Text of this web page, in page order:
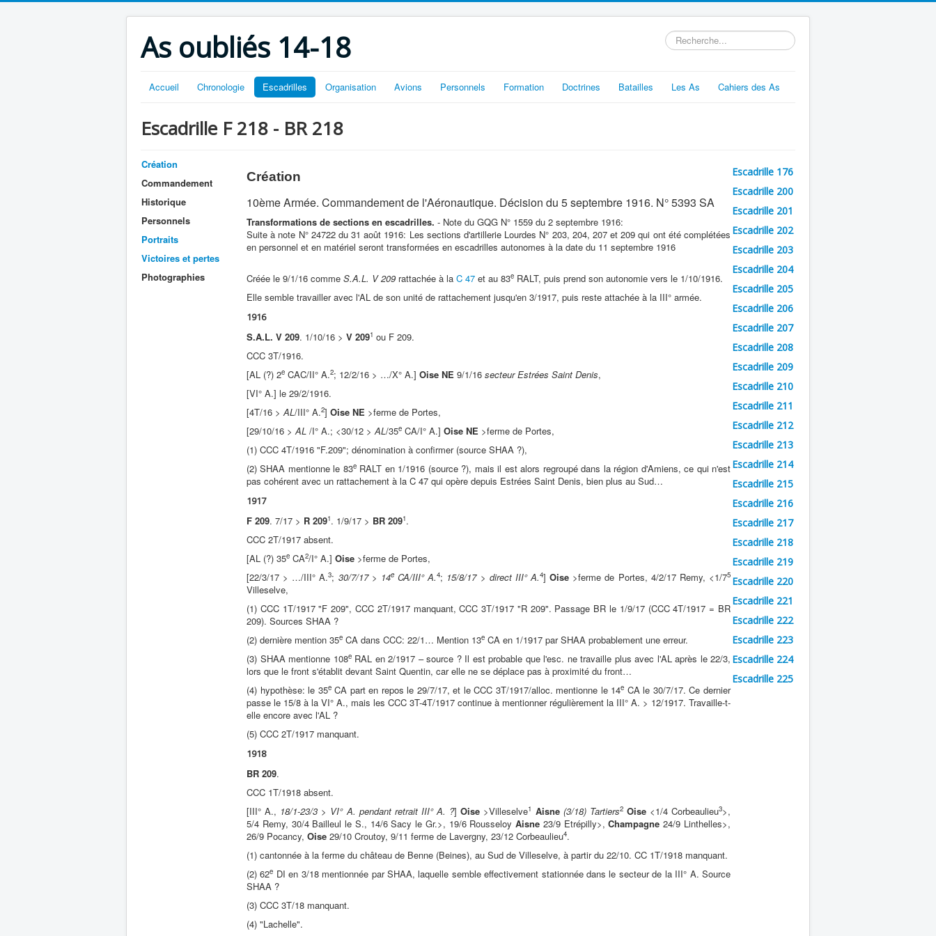
As oubliés 14-18 Rechercher
Accueil Chronologie Escadrilles Organisation Avions Personnels Formation Doctrines Batailles Les As Cahiers des As
Escadrille F 218 - BR 218
Création
Commandement
Historique
Personnels
Portraits
Victoires et pertes
Photographies
Création
10ème Armée. Commandement de l'Aéronautique. Décision du 5 septembre 1916. N° 5393 SA
Transformations de sections en escadrilles. - Note du GQG N° 1559 du 2 septembre 1916:
Suite à note N° 24722 du 31 août 1916: Les sections d'artillerie Lourdes N° 203, 204, 207 et 209 qui ont été complétées
en personnel et en matériel seront transformées en escadrilles autonomes à la date du 11 septembre 1916
Créée le 9/1/16 comme S.A.L. V 209 rattachée à la C 47 et au 83e RALT, puis prend son autonomie vers le 1/10/1916.
Elle semble travailler avec l'AL de son unité de rattachement jusqu'en 3/1917, puis reste attachée à la III° armée.
1916
S.A.L. V 209. 1/10/16 > V 2091 ou F 209.
CCC 3T/1916.
[AL (?) 2e CAC/II° A.2; 12/2/16 > …/X° A.] Oise NE 9/1/16 secteur Estrées Saint Denis,
[VI° A.] le 29/2/1916.
[4T/16 >AL/III° A.2] Oise NE >ferme de Portes,
[29/10/16 >AL /I° A.; <30/12 >AL/35e CA/I° A.] Oise NE >ferme de Portes,
(1) CCC 4T/1916 "F.209"; dénomination à confirmer (source SHAA ?),
(2) SHAA mentionne le 83eRALT en 1/1916 (source ?), mais il est alors regroupé dans la région d'Amiens, ce qui n'est
pas cohérent avec un rattachement à la C 47 qui opère depuis Estrées Saint Denis, bien plus au Sud…
1917
F 209. 7/17 > R 2091. 1/9/17 > BR 2091.
CCC 2T/1917 absent.
[AL (?) 35e CA2/I° A.] Oise >ferme de Portes,
[22/3/17 > …/III° A.3; 30/7/17 > 14eCA/III° A.4; 15/8/17 > direct III° A.4]Oise >ferme de Portes, 4/2/17 Remy, <1/75
Villeselve,
(1) CCC 1T/1917 "F 209", CCC 2T/1917 manquant, CCC 3T/1917 "R 209". Passage BR le 1/9/17 (CCC 4T/1917 = BR
209). Sources SHAA ?
(2) dernière mention 35e CA dans CCC: 22/1… Mention 13e CA en 1/1917 par SHAA probablement une erreur.
(3) SHAA mentionne 108eRAL en 2/1917 – source ? Il est probable que l'esc. ne travaille plus avec l'AL après le 22/3,
lors que le front s'établit devant Saint Quentin, car elle ne se déplace pas à proximité du front…
(4) hypothèse: le 35eCA part en repos le 29/7/17, et le CCC 3T/1917/alloc. mentionne le 14e CA le 30/7/17. Ce dernier
passe le 15/8 à la VI° A., mais les CCC 3T-4T/1917 continue à mentionner régulièrement la III° A. > 12/1917. Travaille-t-
elle encore avec l'AL ?
(5) CCC 2T/1917 manquant.
1918
BR 209.
CCC 1T/1918 absent.
[III° A., 18/1-23/3 > VI° A. pendant retrait III° A. ?]Oise >Villeselve1 Aisne (3/18) Tartiers2 Oise<1/4 Corbeaulieu3>,
5/4 Remy, 30/4 Bailleul le S., 14/6 Sacy le Gr.>, 19/6 RousseloyAisne 23/9 Etrépilly>,Champagne 24/9 Linthelles>,
26/9 Pocancy, Oise 29/10 Croutoy, 9/11 ferme de Lavergny, 23/12 Corbeaulieu4.
(1) cantonnée à la ferme du château de Benne (Beines), au Sud de Villeselve, à partir du 22/10. CC 1T/1918 manquant.
(2) 62e DI en 3/18 mentionnée par SHAA, laquelle semble effectivement stationnée dans le secteur de la III° A. Source
SHAA ?
(3) CCC 3T/18 manquant.
(4) "Lachelle".
Escadrille 176
Escadrille 200
Escadrille 201
Escadrille 202
Escadrille 203
Escadrille 204
Escadrille 205
Escadrille 206
Escadrille 207
Escadrille 208
Escadrille 209
Escadrille 210
Escadrille 211
Escadrille 212
Escadrille 213
Escadrille 214
Escadrille 215
Escadrille 216
Escadrille 217
Escadrille 218
Escadrille 219
Escadrille 220
Escadrille 221
Escadrille 222
Escadrille 223
Escadrille 224
Escadrille 225